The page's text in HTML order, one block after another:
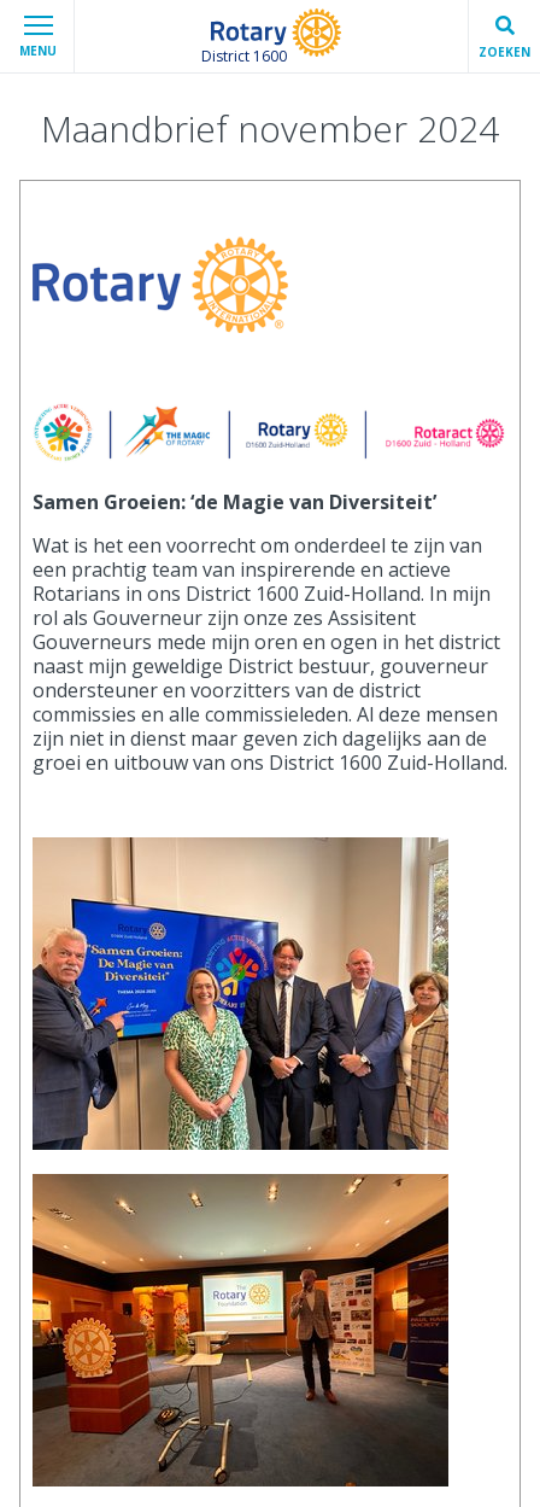
MENU District 1600 ZOEKEN
Maandbrief november 2024
Samen Groeien: ‘de Magie van Diversiteit’
Wat is het een voorrecht om onderdeel te zijn van
een prachtig team van inspirerende en actieve
Rotarians in ons District 1600 Zuid-Holland. In mijn
rol als Gouverneur zijn onze zes Assisitent
Gouverneurs mede mijn oren en ogen in het district
naast mijn geweldige District bestuur, gouverneur
ondersteuner en voorzitters van de district
commissies en alle commissieleden. Al deze mensen
zijn niet in dienst maar geven zich dagelijks aan de
groei en uitbouw van ons District 1600 Zuid-Holland.